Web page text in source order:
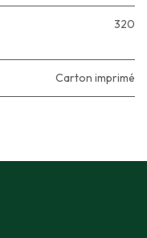
320
Carton imprimé